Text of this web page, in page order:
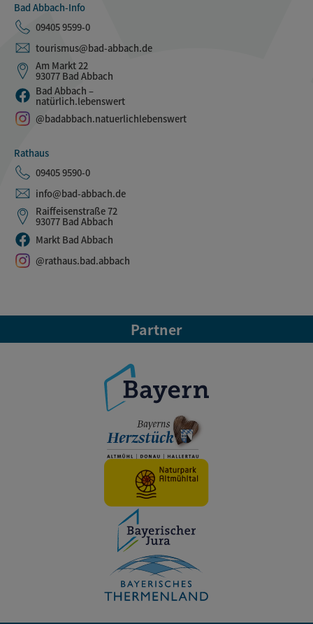
Bad Abbach-Info
09405 9599-0
tourismus@bad-abbach.de
Am Markt 22
93077 Bad Abbach
Bad Abbach –
natürlich.lebenswert
@badabbach.natuerlichlebenswert
Rathaus
09405 9590-0
info@bad-abbach.de
Raiffeisenstraße 72
93077 Bad Abbach
Markt Bad Abbach
@rathaus.bad.abbach
Partner